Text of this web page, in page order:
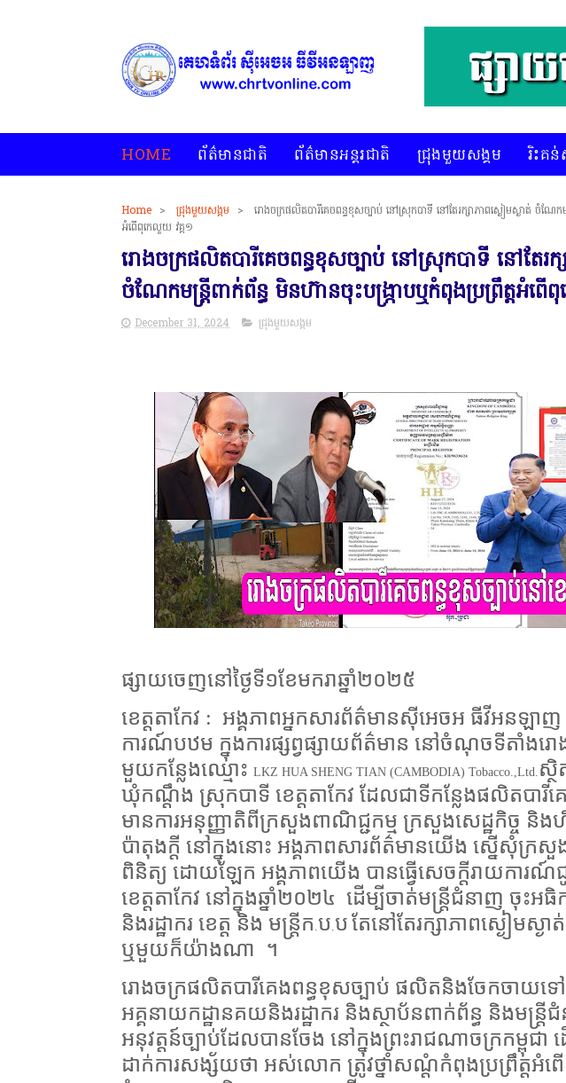
HOME ព័ត៌មានជាតិ ព័ត៌មានអន្តរជាតិ ជ្រុងមួយសង្គម រិះគន់
Home > ជ្រុងមួយសង្គម >
រោងចក្រផលិតបារីគេចពន្ធខុសច្បាប់ នៅស្រុកបាទី នៅតែរក្សាភាពស្ងៀមស្ងាត់ ចំណែកម
អំពើពុកេលួយ វគ្គ១
រោងចក្រផលិតបារីគេចពន្ធខុសច្បាប់ នៅស្រុកបាទី នៅតែរក្
ចំណែកមន្ត្រីពាក់ព័ន្ធ មិនហ៊ានចុះបង្ក្រាបឬកំពុងប្រព្រឹត្តអំពើ
December 31, 2024 ជ្រុងមួយសង្គម
ផ្សាយចេញនៅថ្ងៃទី១ខែមករាឆ្នាំ២០២៥
ខេត្តតាកែវ : អង្គភាពអ្នកសារព័ត៌មានស៊ីអេចអ ធីវីអនឡាញ
ការណ៍បឋម ក្នុងការផ្សព្វផ្សាយព័ត៌មាន នៅចំណុចទីតាំងរ
មួយកន្លែងឈ្មោះ LKZ HUA SHENG TIAN (CAMBODIA) Tobacco.,Ltd. ស្
ឃុំកណ្តឹង ស្រុកបាទី ខេត្តតាកែវ ដែលជាទីកន្លែងផលិតបារីគ
មានការអនុញ្ញាតិពីក្រសួងពាណិជ្ជកម្ម ក្រសួងសេដ្ឋកិច្ច និង
ប៉ាតុងក្តី នៅក្នុងនោះ អង្គភាពសារព័ត៌មានយើង ស្នើសុំក្រសួ
ពិនិត្យ ដោយឡែក អង្គភាពយើង បានធ្វើសេចក្តីរាយការ
ខេត្តតាកែវ នៅក្នុងឆ្នាំ២០២៤ ដើម្បីចាត់មន្ត្រីជំនាញ ចុះអធិ
និងរដ្ឋាករ ខេត្ត និង មន្ត្រីក .ប.បតែនៅតែរក្សាភាពស្ងៀមស្ងាត់
ឬមួយក៏យ៉ាងណា
។
រោងចក្រផលិតបារីគេងពន្ធខុសច្បាប់ ផលិតនិងចែកចាយ
អគ្គនាយកដ្ឋានគយនិងរដ្ឋាករ និងស្ថាប័នពាក់ព័ន្ធ និងមន្ត្
អនុវត្តន៍ច្បាប់ដែលបានចែង នៅក្នុងព្រះរាជណាចក្រកម្ពុជា
ដាក់ការសង្ស័យថា អស់លោក ត្រូវថ្នាំសណ្តំកំពុងប្រព្រឹត្តអំ
* គ